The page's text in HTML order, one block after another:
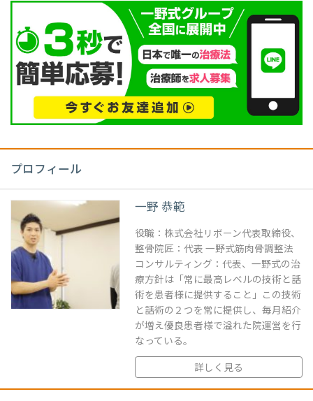
プロフィール
一野 恭範
役職：株式会社リボーン代表取締役、
整骨院匠：代表 一野式筋肉骨調整法
コンサルティング：代表、一野式の治
療方針は「常に最高レベルの技術と話
術を患者様に提供すること」この技術
と話術の２つを常に提供し、毎月紹介
が増え優良患者様で溢れた院運営を行
なっている。
詳しく見る